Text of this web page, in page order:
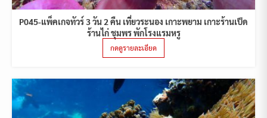
P045-แพ็คเกจทัวร์ 3 วัน 2 คืน เที่ยวระนอง เกาะพยาม เกาะร้านเป็ด
ร้านไก่ ชุมพร พักโรงแรมหรู
กดดูรายละเอียด